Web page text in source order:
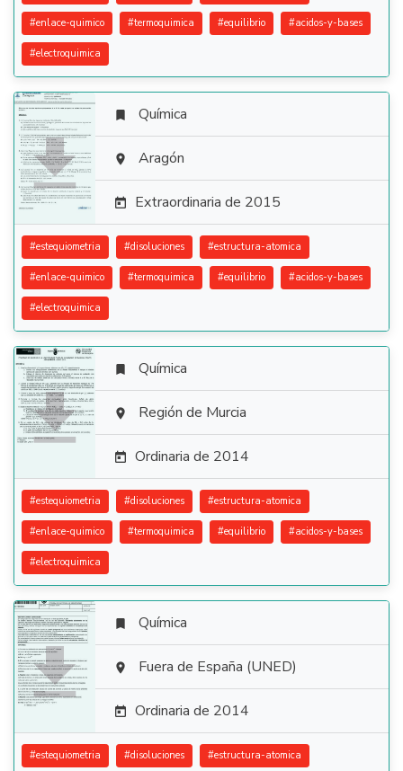
#enlace-quimico #termoquimica #equilibrio #acidos-y-bases
#electroquimica

 Química
 Aragón
 Extraordinaria de 2015
#estequiometria #disoluciones #estructura-atomica
#enlace-quimico #termoquimica #equilibrio #acidos-y-bases
#electroquimica

 Química
 Región de Murcia
 Ordinaria de 2014
#estequiometria #disoluciones #estructura-atomica
#enlace-quimico #termoquimica #equilibrio #acidos-y-bases
#electroquimica

 Química
 Fuera de España (UNED)
 Ordinaria de 2014
#estequiometria #disoluciones #estructura-atomica